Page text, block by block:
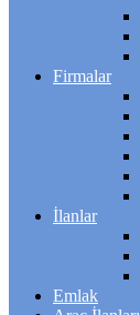
Firmalar
İlanlar
Emlak